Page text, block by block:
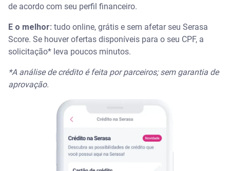
de acordo com seu perfil financeiro.
E o melhor: tudo online, grátis e sem afetar seu Serasa
Score. Se houver ofertas disponíveis para o seu CPF, a
solicitação* leva poucos minutos.
*A análise de crédito é feita por parceiros; sem garantia de
aprovação.